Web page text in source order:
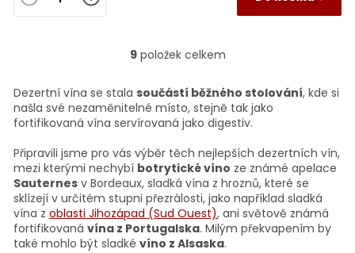
O
l
á
d
a
c
í
p
r
v
k
y
9položek celkem
Dezertní vína se stala součástí běžného stolování, kde si
našla své nezaměnitelné místo, stejně tak jako
fortifikovaná vína servírovaná jako digestiv.
Připravili jsme pro vás výběr těch nejlepších dezertních vín,
mezi kterými nechybí botrytické víno ze známé apelace
Sauternes v Bordeaux, sladká vína z hroznů, které se
sklízejí v určitém stupni přezrálosti, jako například sladká
vína z oblasti Jihozápad (Sud Ouest), ani světově známá
fortifikovaná vína z Portugalska. Milým překvapením by
také mohlo být sladké víno z Alsaska.